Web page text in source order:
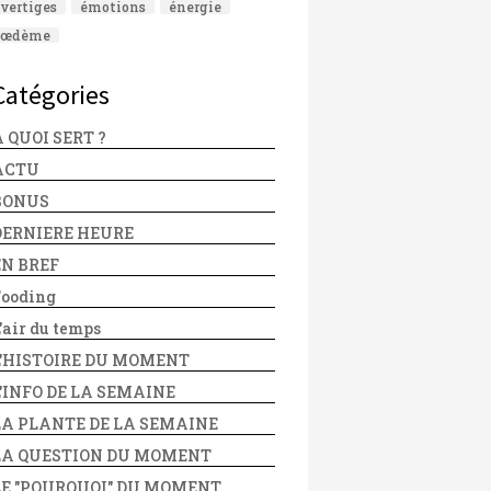
vertiges émotions
énergie
œdème
QUOI SERT ?
HEURE
BREF
du temps
DU MOMENT
DE LA SEMAINE
PLANTE DE LA SEMAINE
QUESTION DU MOMENT